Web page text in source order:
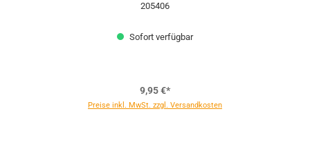
205406
Sofort verfügbar
9,95 €*
Preise inkl. MwSt. zzgl. Versandkosten